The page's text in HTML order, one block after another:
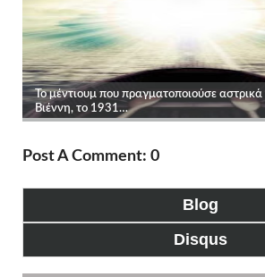
Post A Comment: 0
Blog
Disqus